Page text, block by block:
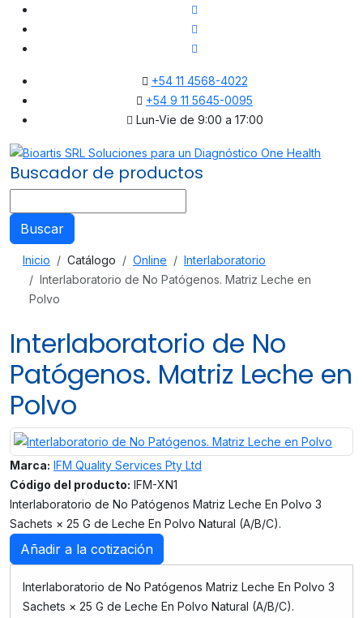
+54 11 4568-4022
+54 9 11 5645-0095
Lun-Vie de 9:00 a 17:00
Buscador de productos
Buscar
Inicio Catálogo Online
Interlaboratorio
Interlaboratorio de No Patógenos. Matriz Leche en
Polvo
Interlaboratorio de No
Patógenos. Matriz Leche en
Polvo
Marca: IFM Quality Services Pty Ltd
Código del producto: IFM-XN1
Interlaboratorio de No Patógenos Matriz Leche En Polvo 3
Sachets × 25 G de Leche En Polvo Natural (A/B/C).
Añadir a la cotización
Interlaboratorio de No Patógenos Matriz Leche En Polvo 3
Sachets × 25 G de Leche En Polvo Natural (A/B/C).